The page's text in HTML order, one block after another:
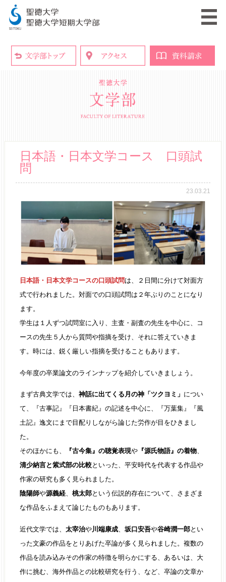
日本語・日本文学コース 口頭試
問
23.03.21
日本語・日本文学コースの口頭試問は、２日間に分けて対面方
式で行われました。対面での口頭試問は２年ぶりのことになり
ます。
学生は１人ずつ試問室に入り、主査・副査の先生を中心に、コ
ースの先生５人から質問や指摘を受け、それに答えていきま
す。時には、鋭く厳しい指摘を受けることもあります。
今年度の卒業論文のラインナップを紹介していきましょう。
まず古典文学では、神話に出てくる月の神「ツクヨミ」 につい
て、『古事記』『日本書紀』の記述を中心に、『万葉集』『風
土記』逸文にまで目配りしながら論じた労作が目をひきまし
た。
そのほかにも、
『古今集』の聴覚表現や 『源氏物語』の着物、
清少納言と紫式部の比較といった、平安時代を代表する作品や
作家の研究も多く見られました。
陰陽師や源義経、桃太郎という伝説的存在について、さまざま
な作品をふまえて論じたものもあります。
近代文学では、太宰治や川端康成、坂口安吾や谷崎潤一郎とい
った文豪の作品をとりあげた卒論が多く見られました。複数の
作品を読み込みその作家の特徴を明らかにする、あるいは、大
作に挑む、海外作品との比較研究を行う、など、卒論の文章か